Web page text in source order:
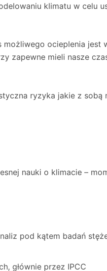
klimatu w celu
ocieplenia jest
zapewne mieli nasze
ryzyka jakie z sobą
nauki o klimacie –
pod kątem badań
głównie przez IPCC